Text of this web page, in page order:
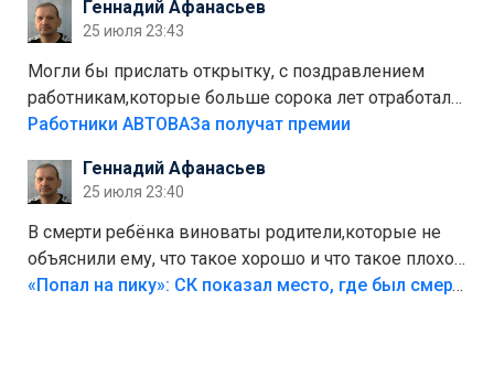
Штрафы мизерные.
Геннадий Афанасьев
25 июля 23:43
Могли бы прислать открытку, с поздравлением
работникам,которые больше сорока лет отработали
на предприятии.
Работники АВТОВАЗа получат премии
Геннадий Афанасьев
25 июля 23:40
В смерти ребёнка виноваты родители,которые не
объяснили ему, что такое хорошо и что такое плохо!
Лезть через такой забор,верх безумия,есть же
«Попал на пику»: СК показал место, где был смертельно травмирован ребенок в Тольятти